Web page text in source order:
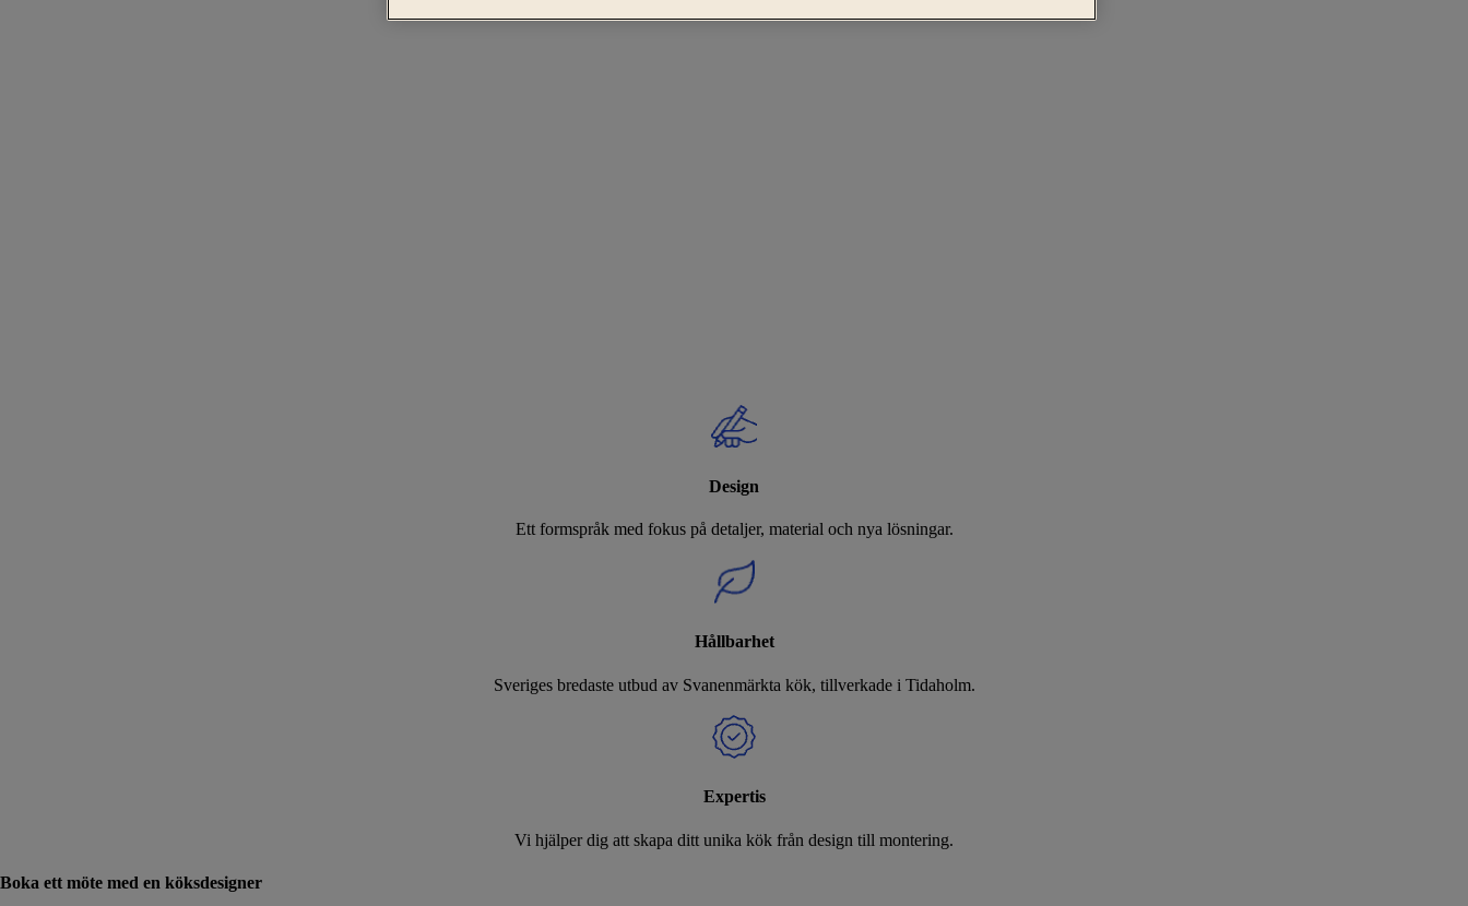
Design
Ett formspråk med fokus på detaljer, material och nya lösningar.
Hållbarhet
Sveriges bredaste utbud av Svanenmärkta kök, tillverkade i Tidaholm.
Expertis
Vi hjälper dig att skapa ditt unika kök från design till montering.
Boka ett möte med en köksdesigner